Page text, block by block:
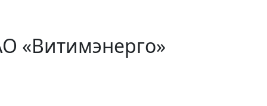
«Витимэнерго»